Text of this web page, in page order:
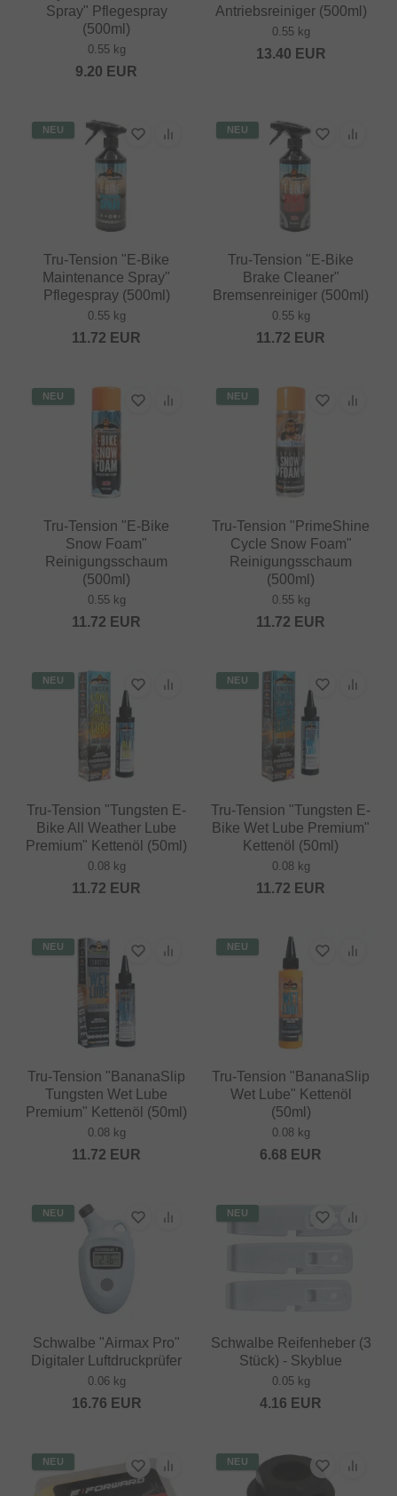
Spray" Pflegespray
(500ml)
0.55 kg
9.20 EUR
Antriebsreiniger (500ml)
0.55 kg
13.40 EUR
NEU
Tru-Tension "E-Bike
Maintenance Spray"
Pflegespray (500ml)
0.55 kg
11.72 EUR
NEU
Tru-Tension "E-Bike
Brake Cleaner"
Bremsenreiniger (500ml)
0.55 kg
11.72 EUR
NEU
Tru-Tension "E-Bike
Snow Foam"
Reinigungsschaum
(500ml)
0.55 kg
11.72 EUR
NEU
Tru-Tension "PrimeShine
Cycle Snow Foam"
Reinigungsschaum
(500ml)
0.55 kg
11.72 EUR
NEU
Tru-Tension "Tungsten E-
Bike All Weather Lube
Premium" Kettenöl (50ml)
0.08 kg
11.72 EUR
NEU
Tru-Tension "Tungsten E-
Bike Wet Lube Premium"
Kettenöl (50ml)
0.08 kg
11.72 EUR
NEU
Tru-Tension "BananaSlip
Tungsten Wet Lube
Premium" Kettenöl (50ml)
0.08 kg
11.72 EUR
NEU
Tru-Tension "BananaSlip
Wet Lube" Kettenöl
(50ml)
0.08 kg
6.68 EUR
NEU
Schwalbe "Airmax Pro"
Digitaler Luftdruckprüfer
0.06 kg
16.76 EUR
NEU
Schwalbe Reifenheber (3
Stück) - Skyblue
0.05 kg
4.16 EUR
NEU NEU